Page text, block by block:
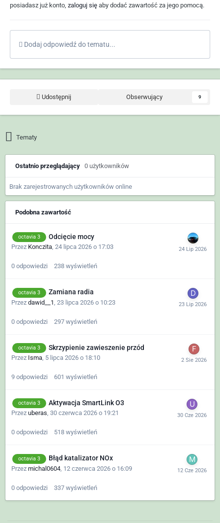
posiadasz już konto, zaloguj się aby dodać zawartość za jego pomocą.
Dodaj odpowiedź do tematu...
Udostępnij Obserwujący 9
Tematy
Ostatnio przeglądający 0 użytkowników
Brak zarejestrowanych użytkowników online
Podobna zawartość
octavia 3 Odcięcie mocy
Przez Konczita, 24 lipca 2026 o 17:03
0 odpowiedzi 238 wyświetleń
octavia 3 Zamiana radia
Przez dawid__1 23 lipca 2026 o 10:23
0 odpowiedzi 297 wyświetleń
octavia 3 Skrzypienie zawieszenie przód
Przez Isma, 5 lipca 2026 o 18:10
9 odpowiedzi 601 wyświetleń
octavia 3 Aktywacja SmartLink O3
Przez uberas, 30 czerwca 2026 o 19:21
0 odpowiedzi 518 wyświetleń
octavia 3 Błąd katalizator NOx
Przez michal0604 12 czerwca 2026 o 16:09
0 odpowiedzi 337 wyświetleń